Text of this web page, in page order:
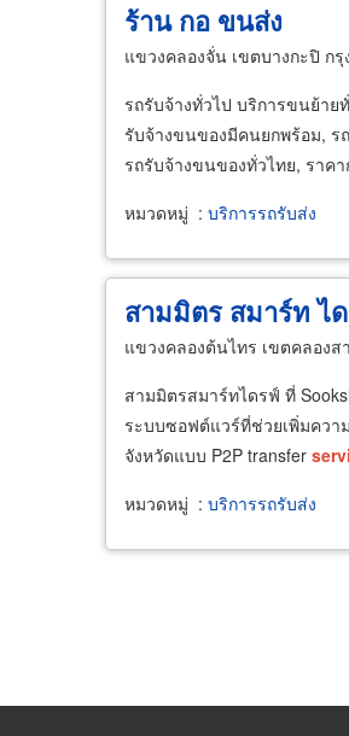
ร้าน กอ ขนส่ง
แขวงคลองจั่น เขตบางกะปิ ก
รถรับจ้างทั่วไป บริการขนย้าย
รับจ้างขนของมีคนยกพร้อม, ร
รถรับจ้างขนของทั่วไทย, ราค
หมวดหมู่ : บริการรถรับส่ง
สามมิตร สมาร์ท ไ
แขวงคลองต้นไทร เขตคลองส
สามมิตรสมาร์ทไดรฟ์ ที่
ระบบซอฟต์แวร์ที่ช่วยเพิ่มควา
จังหวัดแบบ P2P transfer
หมวดหมู่ : บริการรถรับส่ง